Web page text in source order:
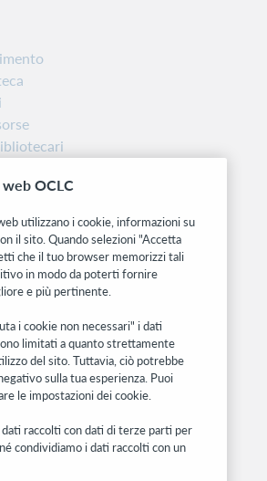
del sistema
aggiornamenti di prodotti,
molto altro direttamente
OCLC
utilizzano i cookie, informazioni su
il sito. Quando selezioni "Accetta
che il tuo browser memorizzi tali
in modo da poterti fornire
e più pertinente.
i cookie non necessari" i dati
limitati a quanto strettamente
del sito. Tuttavia, ciò potrebbe
sulla tua esperienza. Puoi
le impostazioni dei cookie.
raccolti con dati di terze parti per
condividiamo i dati raccolti con un